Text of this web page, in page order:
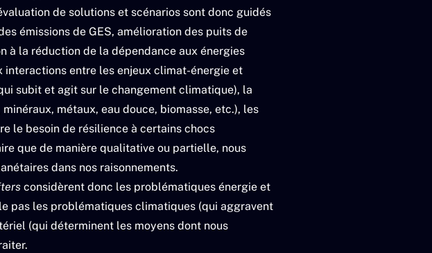
de solutions et scénarios sont donc guidés
émissions de GES, amélioration des puits de
à la réduction de la dépendance aux énergies
interactions entre les enjeux climat-énergie et
subit et agit sur le changement climatique), la
métaux, eau douce, biomasse, etc.), les
le besoin de résilience à certains chocs
que de manière qualitative ou partielle, nous
dans nos raisonnements.
considèrent donc les problématiques énergie et
pas les problématiques climatiques (qui aggravent
(qui déterminent les moyens dont nous